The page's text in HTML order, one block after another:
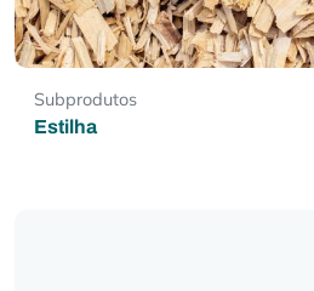
Subprodutos
Estilha